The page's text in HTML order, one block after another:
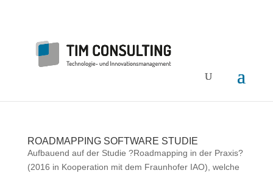
ROADMAPPING SOFTWARE STUDIE
Aufbauend auf der Studie ?Roadmapping in der Praxis?
(2016 in Kooperation mit dem Fraunhofer IAO), welche